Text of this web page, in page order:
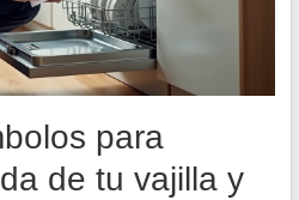
para
de tu vajilla y